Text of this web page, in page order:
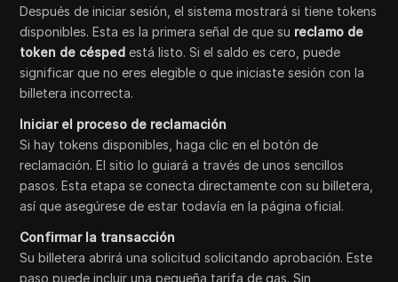
Después de iniciar sesión, el sistema mostrará si tiene tokens
disponibles. Esta es la primera señal de que su reclamo de
token de césped está listo. Si el saldo es cero, puede
significar que no eres elegible o que iniciaste sesión con la
billetera incorrecta.
Iniciar el proceso de reclamación
Si hay tokens disponibles, haga clic en el botón de
reclamación. El sitio lo guiará a través de unos sencillos
pasos. Esta etapa se conecta directamente con su billetera,
así que asegúrese de estar todavía en la página oficial.
Confirmar la transacción
Su billetera abrirá una solicitud solicitando aprobación. Este
paso puede incluir una pequeña tarifa de gas. Sin